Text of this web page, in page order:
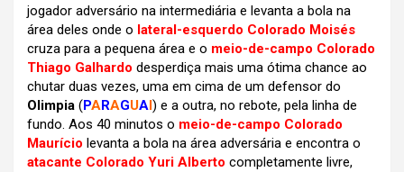
jogador adversário na intermediária e levanta a bola na
área deles onde o lateral-esquerdo Colorado Moisés
cruza para a pequena área e o meio-de-campo Colorado
Thiago Galhardo desperdiça mais uma ótima chance ao
chutar duas vezes, uma em cima de um defensor do
Olimpia (PARAGUAI) e a outra, no rebote, pela linha de
fundo. Aos 40 minutos o meio-de-campo Colorado
Maurício levanta a bola na área adversária e encontra o
atacante Colorado Yuri Alberto completamente livre,